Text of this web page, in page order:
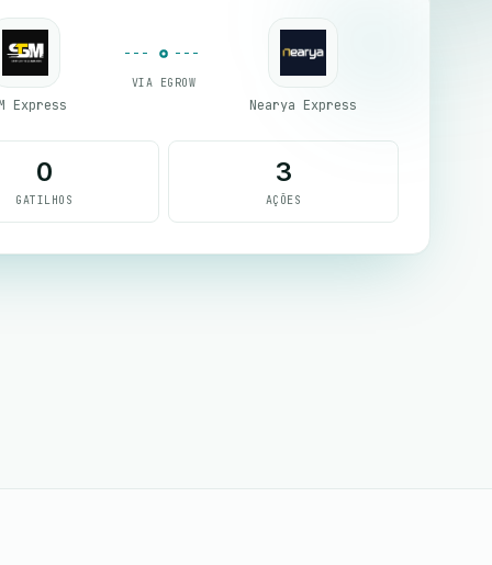
Express
VIA EGROW
Nearya Express
0
GATILHOS
3
AÇÕES